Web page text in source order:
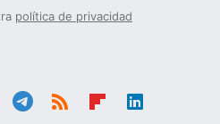
política de privacidad